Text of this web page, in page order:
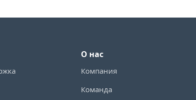
О нас
Компания
Команда